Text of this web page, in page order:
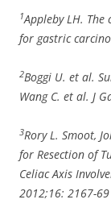
1Appleby LH.
for gastric
2Boggi U. et al.
Wang C. et al. J
3Rory L. Smoot,
for Resection of
Celiac Axis
2012;16: 2167-69